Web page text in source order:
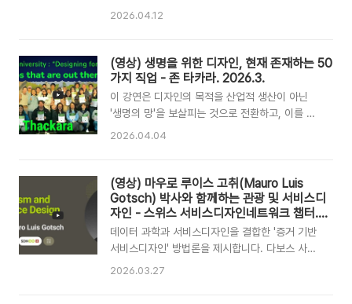
민과의 관계에서 발생할 수 있는 불평등한 역학 관
돌봄 중심의 디자인을 실천해야 하며, 연구 데이터
를 투명하게 공개하여 시민의 목소리가 왜곡 없이
전달되도록 노력해야 한다. 신뢰는 지속적으로 관
리해야 할 역동적인 과정이므로, 실무자는 기관의
을 감수할 용기가 필요하다. 진정한 혁신은 권력을
시민에게 책임을 다하는 기관의 행동 양식을 재설
계하는 데 목적이 있다. PPL15: 책임감을 위한 디
자인 (Designing for Accou..
2026.04.12
(영상) 생명을 위한 디자인, 현재 존재하는 50
가지 직업 - 존 타카라. 2026.3.
이 강연은 디자인의 목적을 산업적 생산이 아닌
'생명의 망'을 보살피는 것으로 전환하고, 이를 실
천할 50가지 구체적인 새로운 직업들을 제시합니
잡한 이해관계를 조율하는 디자이너의 역할이 핵
심적임을 강조합니다. 특히 먹거리 시스템과 농촌
활성화를 위해 전 세계 수많은 마을이 각각의 디자
이너를 필요로 하게 될 것이며, 이는 단순한 거래
를 넘어선 사회적·문화적 연결을 디자인하는 일입
봉사하게 만드는 '윤리적 안목'을 갖추고, 지역의
2026.04.04
(영상) 마우로 루이스 고취(Mauro Luis
Gotsch) 박사와 함께하는 관광 및 서비스디
자인 - 스위스 서비스디자인네트워크 챕터.
2026.3.
데이터 과학과 서비스디자인을 결합한 '증거 기반
서비스디자인' 방법론을 제시합니다. 다보스 사례
를 통해 이해관계자 간의 복잡한 이해관계를 스위
2026.03.27